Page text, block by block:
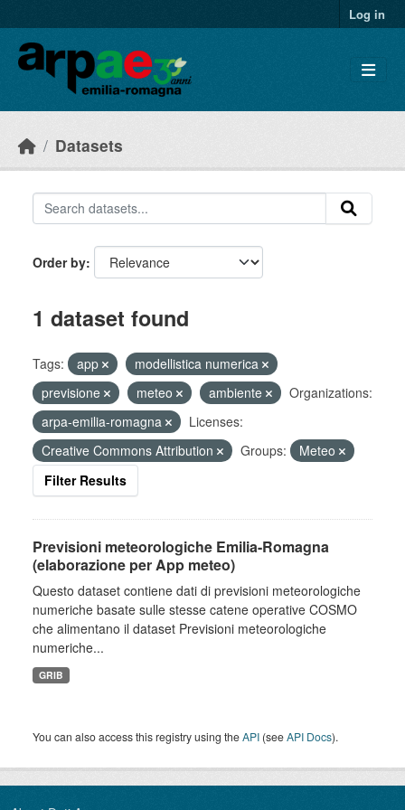
Log in
Datasets
Order by
1 dataset found
Tags: app
modellistica numerica
previsione
meteo ambiente
Organizations:
arpa-emilia-romagna
Licenses:
Creative Commons Attribution
Groups:
Meteo
Filter Results
Previsioni meteorologiche Emilia-Romagna
(elaborazione per App meteo)
Questo dataset contiene dati di previsioni meteorologiche
numeriche basate sulle stesse catene operative COSMO
che alimentano il dataset Previsioni meteorologiche
numeriche...
GRIB
You can also access this registry using theAPI (seeAPI Docs).